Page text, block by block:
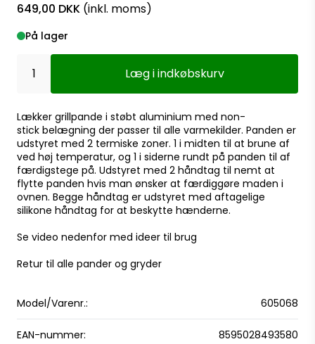
649,00 DKK (inkl. moms)
På lager
Læg i indkøbskurv
Lækker grillpande i støbt aluminium med non-
stick belægning der passer til alle varmekilder. Panden er
udstyret med 2 termiske zoner. 1 i midten til at brune af
ved høj temperatur, og 1 i siderne rundt på panden til af
færdigstege på. Udstyret med 2 håndtag til nemt at
flytte panden hvis man ønsker at færdiggøre maden i
ovnen. Begge håndtag er udstyret med aftagelige
silikone håndtag for at beskytte hænderne.
Se video nedenfor med ideer til brug
Retur til alle pander og gryder
Model/Varenr.: 605068
EAN-nummer: 8595028493580